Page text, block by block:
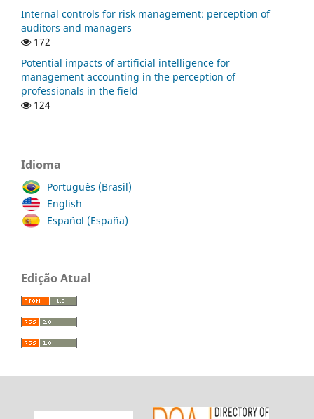
Internal controls for risk management: perception of
auditors and managers
172
Potential impacts of artificial intelligence for
management accounting in the perception of
professionals in the field
124
Idioma
Português (Brasil)
English
Español (España)
Edição Atual